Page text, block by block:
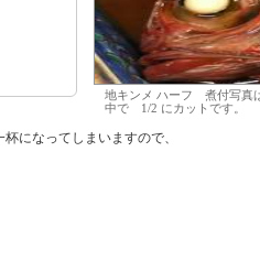
地キンメ ハーフ 煮付写真
中で 1/2 にカットです。
になってしまいますので、